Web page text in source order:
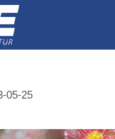
col1" existiert
05-25